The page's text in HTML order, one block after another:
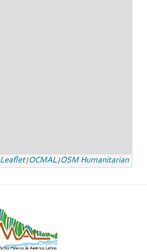
Leaflet|OCMAL|OSM Humanitarian